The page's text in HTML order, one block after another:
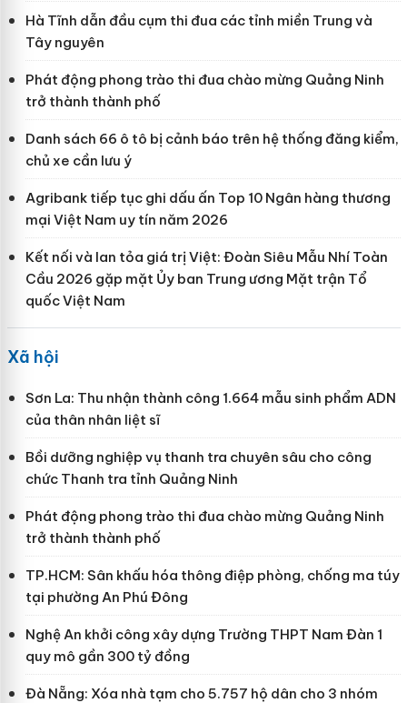
Hà Tĩnh dẫn đầu cụm thi đua các tỉnh miền Trung và
Tây nguyên
Phát động phong trào thi đua chào mừng Quảng Ninh
trở thành thành phố
Danh sách 66 ô tô bị cảnh báo trên hệ thống đăng kiểm,
chủ xe cần lưu ý
Agribank tiếp tục ghi dấu ấn Top 10 Ngân hàng thương
mại Việt Nam uy tín năm 2026
Kết nối và lan tỏa giá trị Việt: Đoàn Siêu Mẫu Nhí Toàn
Cầu 2026 gặp mặt Ủy ban Trung ương Mặt trận Tổ
quốc Việt Nam
Xã hội
Sơn La: Thu nhận thành công 1.664 mẫu sinh phẩm ADN
của thân nhân liệt sĩ
Bồi dưỡng nghiệp vụ thanh tra chuyên sâu cho công
chức Thanh tra tỉnh Quảng Ninh
Phát động phong trào thi đua chào mừng Quảng Ninh
trở thành thành phố
TP.HCM: Sân khấu hóa thông điệp phòng, chống ma túy
tại phường An Phú Đông
Nghệ An khởi công xây dựng Trường THPT Nam Đàn 1
quy mô gần 300 tỷ đồng
Đà Nẵng: Xóa nhà tạm cho 5.757 hộ dân cho 3 nhóm